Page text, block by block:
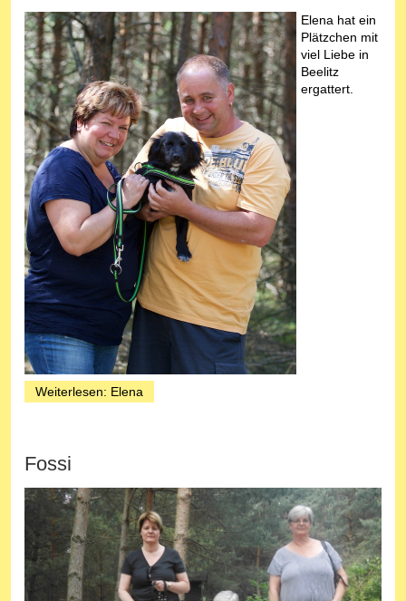
Elena hat ein
Plätzchen mit
viel Liebe in
Beelitz
ergattert.
Weiterlesen: Elena
Fossi